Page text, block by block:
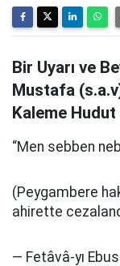
Bir Uyarı ve
Mustafa
Kaleme
“Men sebben
(Peygambere
ahirette
— Fetâvâ-yı